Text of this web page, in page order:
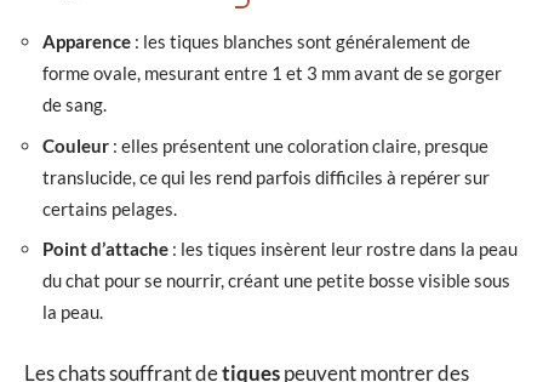
Apparence : les tiques blanches sont généralement de
forme ovale, mesurant entre 1 et 3 mm avant de se gorger
de sang.
Couleur : elles présentent une coloration claire, presque
translucide, ce qui les rend parfois difficiles à repérer sur
certains pelages.
Point d’attache : les tiques insèrent leur rostre dans la peau
du chat pour se nourrir, créant une petite bosse visible sous
la peau.
Les chats souffrant detiquespeuvent montrer des